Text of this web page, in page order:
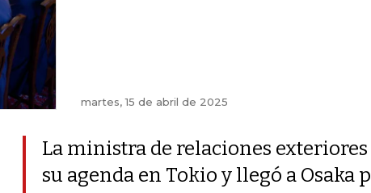
martes, 15 de abril de 2025
La ministra de relaciones
su agenda en Tokio y llegó a